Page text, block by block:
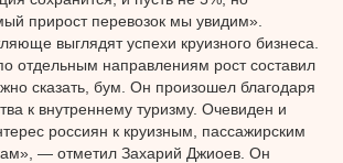
прирост перевозок мы увидим».
выглядят успехи круизного бизнеса.
отдельным направлениям рост составил
сказать, бум. Он произошел благодаря
к внутреннему туризму. Очевиден и
россиян к круизным, пассажирским
— отметил Захарий Джиоев. Он